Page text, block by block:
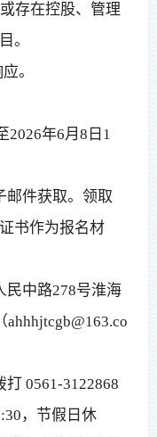
存在控股、管理
。
。
2026年6月8日1
邮件获取。领取
书作为报名材
民中路278号淮海
ahhhjtcgb@163.co
0561-3122868
，节假日休